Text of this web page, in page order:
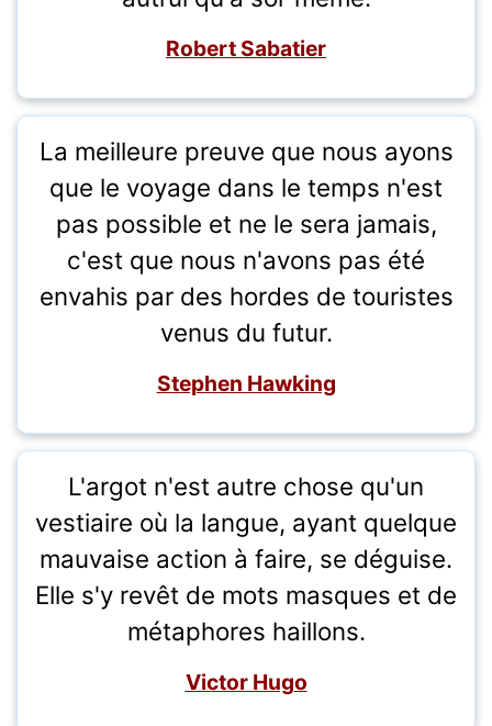
Robert Sabatier
La meilleure preuve que nous ayons
que le voyage dans le temps n'est
pas possible et ne le sera jamais,
c'est que nous n'avons pas été
envahis par des hordes de touristes
venus du futur.
Stephen Hawking
L'argot n'est autre chose qu'un
vestiaire où la langue, ayant quelque
mauvaise action à faire, se déguise.
Elle s'y revêt de mots masques et de
métaphores haillons.
Victor Hugo